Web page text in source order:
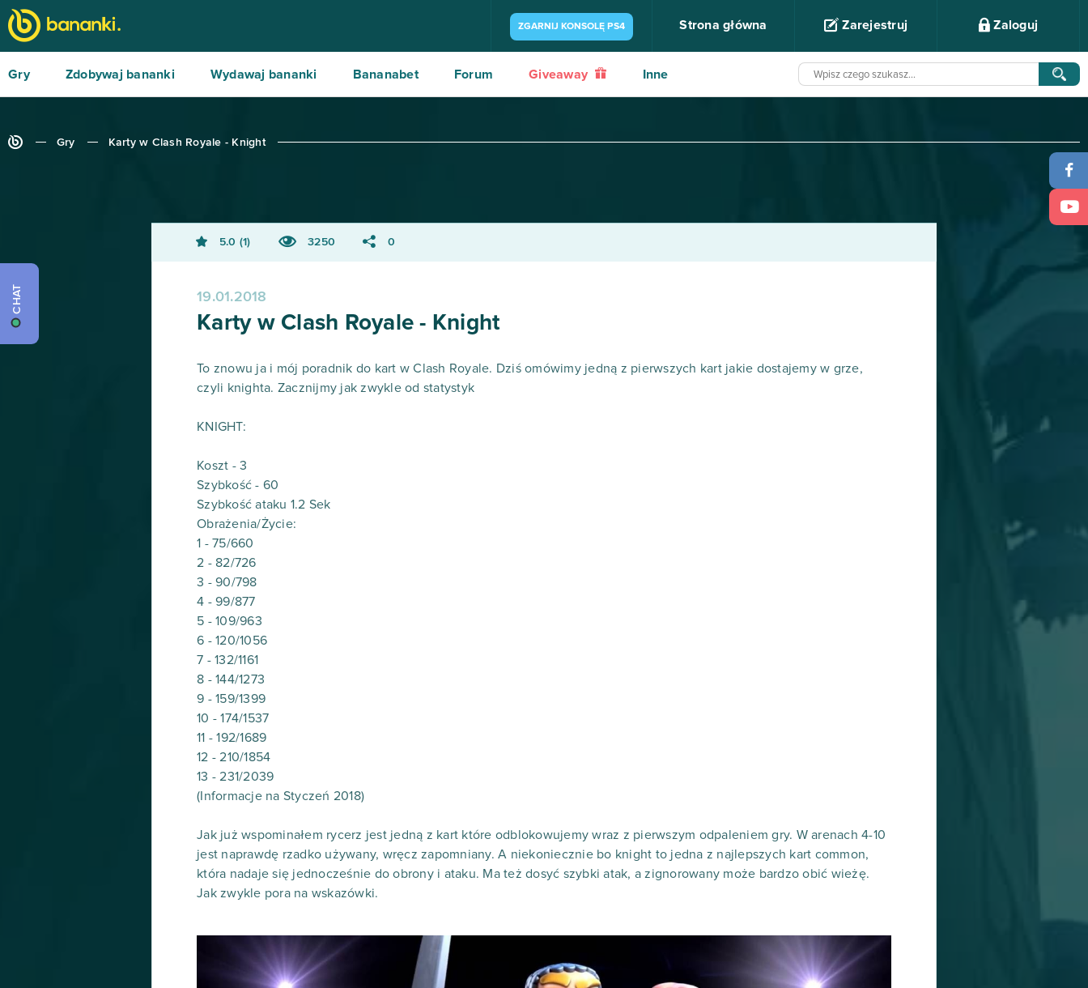
ZGARNIJ KONSOLĘ PS4 Strona główna Zarejestruj Zaloguj
Gry Zdobywaj bananki Wydawaj bananki Bananabet Forum Giveaway Inne
Gry Karty w Clash Royale - Knight
5.0 1 3250 0
19.01.2018
Karty w Clash Royale - Knight
To znowu ja i mój poradnik do kart w Clash Royale. Dziś omówimy jedną z pierwszych kart jakie dostajemy w grze,
czyli knighta. Zacznijmy jak zwykle od statystyk
KNIGHT:
Koszt - 3
Szybkość - 60
Szybkość ataku 1.2 Sek
Obrażenia/Życie:
1 - 75/660
2 - 82/726
3 - 90/798
4 - 99/877
5 - 109/963
6 - 120/1056
7 - 132/1161
8 - 144/1273
9 - 159/1399
10 - 174/1537
11 - 192/1689
12 - 210/1854
13 - 231/2039
(Informacje na Styczeń 2018)
Jak już wspominałem rycerz jest jedną z kart które odblokowujemy wraz z pierwszym odpaleniem gry. W arenach 4-10
jest naprawdę rzadko używany, wręcz zapomniany. A niekoniecznie bo knight to jedna z najlepszych kart common,
która nadaje się jednocześnie do obrony i ataku. Ma też dosyć szybki atak, a zignorowany może bardzo obić wieżę.
Jak zwykle pora na wskazówki.
CHAT